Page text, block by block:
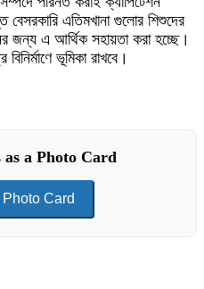
বেসরকারি এতিমখানা গুলোর শিশুদের
জন্য এ আর্থিক সহায়তা করা হচ্ছে।
ভূমিকা রাখবে।
as a Photo Card
Card